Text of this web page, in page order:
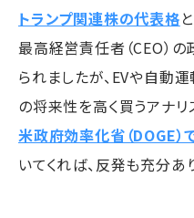
トランプ関連株の代表格
最高経営責任者（CEO）
られましたが、EVや自動
の将来性を高く買うアナリ
米政府効率化省（DOGE）
いてくれば、反発も充分あ